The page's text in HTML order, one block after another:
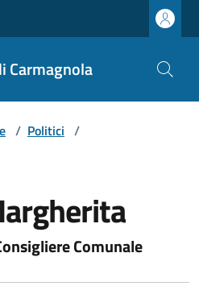
Carmagnola
/ Politici /
Comunale